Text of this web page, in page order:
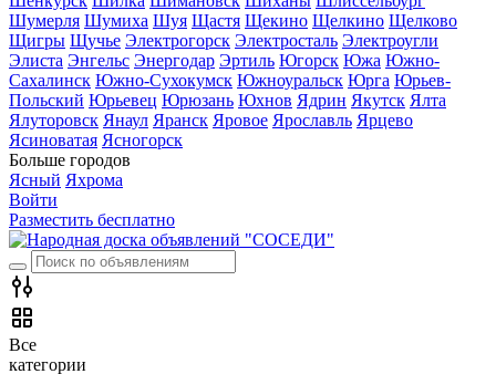
Шумерля Шумиха Шуя Щастя Щекино Щелкино Щелково
Щигры Щучье Электрогорск Электросталь Электроугли
Элиста Энгельс Энергодар Эртиль Югорск Южа Южно-
Сахалинск Южно-Сухокумск Южноуральск Юрга Юрьев-
Польский Юрьевец Юрюзань Юхнов Ядрин Якутск Ялта
Ялуторовск Янаул Яранск Яровое Ярославль Ярцево
Ясиноватая Ясногорск
Больше городов
Ясный Яхрома
Войти
Разместить бесплатно
Все
категории